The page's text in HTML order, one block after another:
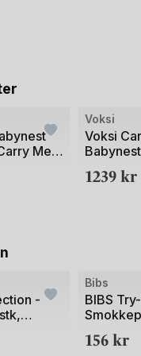
Me
Bilde
av
Voksi
Voksi
1239kr
-
mnd
Bilde
av
Bibs
BIBS
156kr